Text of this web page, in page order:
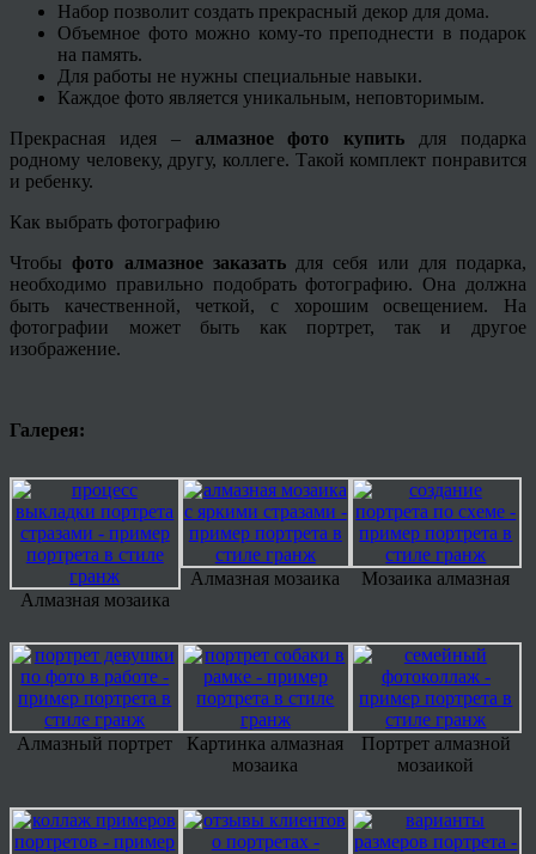
Набор позволит создать прекрасный декор для дома.
Объемное фото можно кому-то преподнести в подарок
на память.
Для работы не нужны специальные навыки.
Каждое фото является уникальным, неповторимым.
Прекрасная идея – алмазное фото купить для подарка
родному человеку, другу, коллеге. Такой комплект понравится
и ребенку.
Как выбрать фотографию
Чтобыфото алмазное заказатьдля себя или для подарка,
необходимо правильно подобрать фотографию. Она должна
быть качественной, четкой, с хорошим освещением. На
фотографии может быть как портрет, так и другое
изображение.
Галерея:
Алмазная мозаика
Алмазная мозаика Мозаика алмазная
Алмазный портрет
Картинка алмазная
мозаика
Портрет алмазной
мозаикой